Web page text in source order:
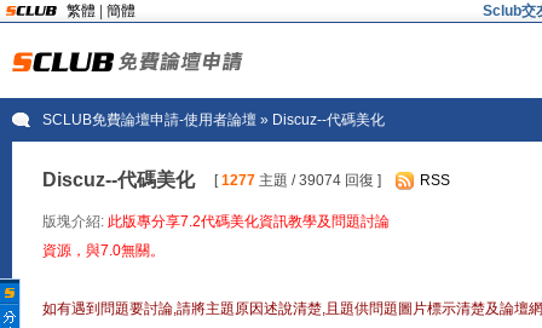
繁體 簡體 Sclub交
SCLUB免費論壇申請-使用者論壇» Discuz--代碼美化
Discuz--代碼美化 [1277主題 / 39074 回復 ] RSS
版塊介紹: 此版專分享7.2代碼美化資訊教學及問題討論
資源，與7.0無關。
如有遇到問題要討論,請將主題原因述說清楚,且題供問題圖片標示清楚及論壇